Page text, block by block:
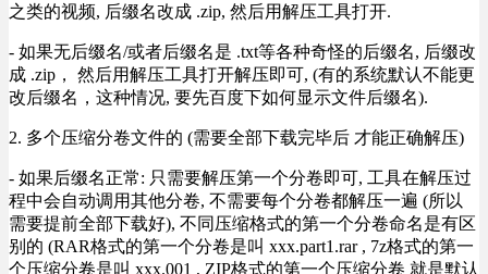
之类的视频, 后缀名改成 .zip, 然后用解压工具打开.
- 如果无后缀名/或者后缀名是 .txt等各种奇怪的后缀名, 后缀改
成 .zip， 然后用解压工具打开解压即可, (有的系统默认不能更
改后缀名，这种情况, 要先百度下如何显示文件后缀名).
2. 多个压缩分卷文件的 (需要全部下载完毕后 才能正确解压)
- 如果后缀名正常: 只需要解压第一个分卷即可, 工具在解压过
程中会自动调用其他分卷, 不需要每个分卷都解压一遍 (所以
需要提前全部下载好), 不同压缩格式的第一个分卷命名是有区
别的 (RAR格式的第一个分卷是叫 xxx.part1.rar , 7z格式的第一
个压缩分卷是叫 xxx.001 , ZIP格式的第一个压缩分卷 就是默认